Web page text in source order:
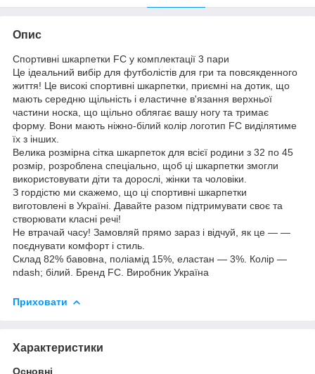
Опис
Спортивні шкарпетки FC у комплектації 3 пари
Це ідеальний вибір для футболістів для гри та повсякденного
життя! Це високі спортивні шкарпетки, приємні на дотик, що
мають середню щільність і еластичне в'язання верхньої
частини носка, що щільно облягає вашу ногу та тримає
форму. Вони мають ніжно-білий колір логотип FC виділятиме
їх з інших.
Велика розмірна сітка шкарпеток для всієї родини з 32 по 45
розмір, розроблена спеціально, щоб ці шкарпетки змогли
використовувати діти та дорослі, жінки та чоловіки.
З гордістю ми скажемо, що ці спортивні шкарпетки
виготовлені в Україні. Давайте разом підтримувати своє та
створювати класні речі!
Не втрачай часу! Замовляй прямо зараз і відчуй, як це — —
поєднувати комфорт і стиль.
Склад 82% бавовна, поліамід 15%, еластан — 3%. Колір —
ndash; білий. Бренд FC. Виробник Україна
Приховати
Характеристики
Основні